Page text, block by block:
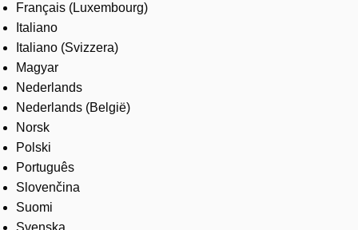
Français (Luxembourg)
Italiano
Italiano (Svizzera)
Magyar
Nederlands
Nederlands (België)
Norsk
Polski
Português
Slovenčina
Suomi
Svenska